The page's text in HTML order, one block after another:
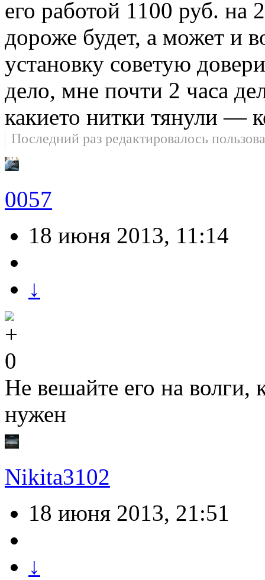
его работой 1100 руб. на
дороже будет, а может и
установку советую
дело, мне почти 2 часа
какието нитки тянули —
Последний раз редактировалось
0057
18 июня 2013, 11:14
↓
0
Не вешайте его на
нужен
Nikita3102
18 июня 2013, 21:51
↓